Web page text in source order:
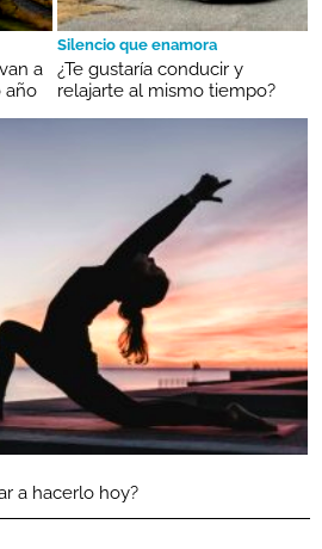
a
año
Silencio que enamora
¿Te gustaría conducir y
relajarte al mismo tiempo?
a hacerlo hoy?